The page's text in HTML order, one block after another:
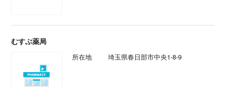
むすぶ薬局
所在地 埼玉県春日部市中央1-8-9